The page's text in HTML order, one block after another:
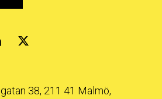
38, 211 41 Malmö,